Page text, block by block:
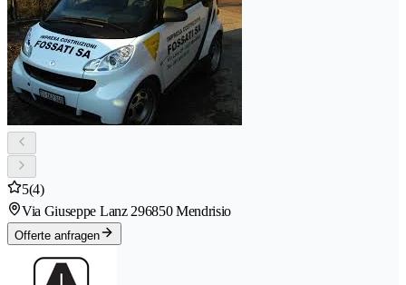
5(4)
Via Giuseppe Lanz 296850 Mendrisio
Offerte anfragen